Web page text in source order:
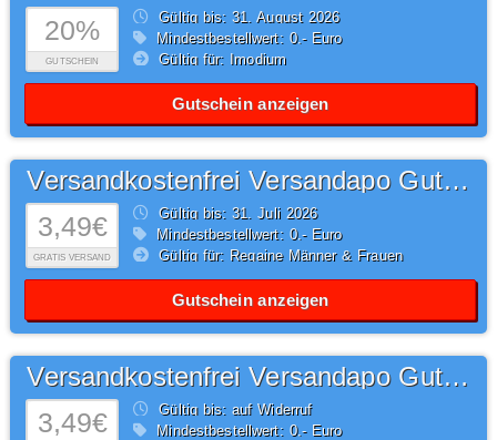
20%
GUTSCHEIN
Gültig bis: 31.August2026
Mindestbestellwert: 0,- Euro
Gültig für: Imodium
Gutschein anzeigen
3,49€
GRATIS VERSAND
Versandkostenfrei Versandapo Gutschein
Gültig bis: 31.Juli2026
Mindestbestellwert: 0,- Euro
Gültig für: Regaine Männer & Frauen
Gutschein anzeigen
3,49€
Versandkostenfrei Versandapo Gutschein
Gültig bis: auf Widerruf
Mindestbestellwert: 0,- Euro